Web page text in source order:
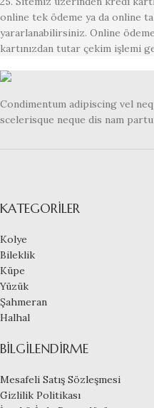
online tek ödeme ya da online
yararlanabilirsiniz. Online
kartınızdan tutar çekim işlemi
Condimentum adipiscing vel
scelerisque neque dis nam
KATEGORILER
Kolye
Bileklik
Küpe
Yüzük
Şahmeran
Halhal
BILGILENDIRME
Mesafeli Satış Sözleşmesi
Gizlilik Politikası